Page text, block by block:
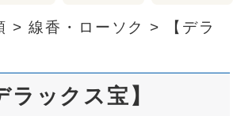
> 線香・ローソク >
【デラ
ラックス宝】